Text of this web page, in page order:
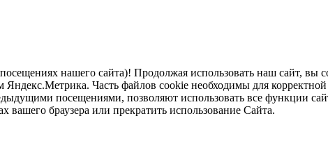
нашего сайта)! Продолжая использовать наш сайт, вы
Часть файлов cookie необходимы для корректной
посещениями, позволяют использовать все функции
вашего браузера или прекратить использование Сайта.